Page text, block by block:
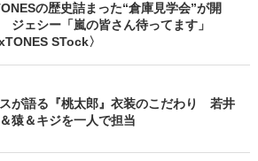
の歴史詰まった“倉庫見学会”が開
ジェシー「嵐の皆さん待ってます」
STock〉
が語る『桃太郎』衣装のこだわり 若井
猿＆キジを一人で担当